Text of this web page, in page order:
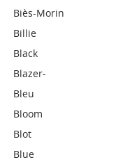
Biès-Morin
Billie
Black
Blazer-
Bleu
Bloom
Blot
Blue